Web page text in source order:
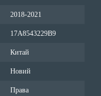
2018-2021
17A8543229B9
Китай
Новий
Права